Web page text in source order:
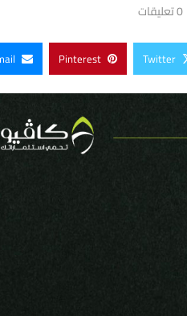
0 تعليقات
Twitter
Pinterest